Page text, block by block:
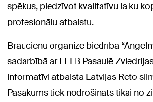
spēkus, piedzīvot kvalitatīvu laiku
profesionālu atbalstu.
Braucienu organizē biedrība
sadarbībā ar LELB Pasaulē
informatīvi atbalsta Latvijas Reto
Pasākums tiek nodrošināts tikai no